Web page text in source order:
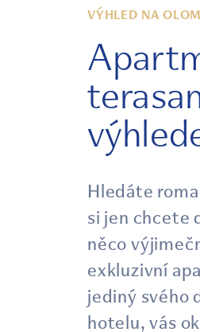
VÝHLED NA
Hledáte
si jen chcete
něco
exkluzivní
jediný svého
hotelu, vás